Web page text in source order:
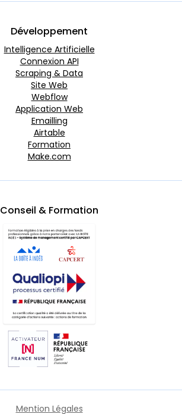
Développement
Intelligence Artificielle
Connexion API
Scraping & Data
Site Web
Webflow
Application Web
Emailling
Airtable
Formation
Make.com
Conseil & Formation
Mention Légales